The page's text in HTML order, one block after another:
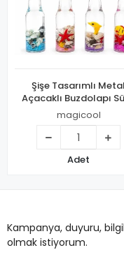
Şişe Tasarımlı Metal
Açacaklı Buzdolapı
Magnet Alk5269
magicool
Adet
Kampanya, duyuru,
olmak istiyorum.